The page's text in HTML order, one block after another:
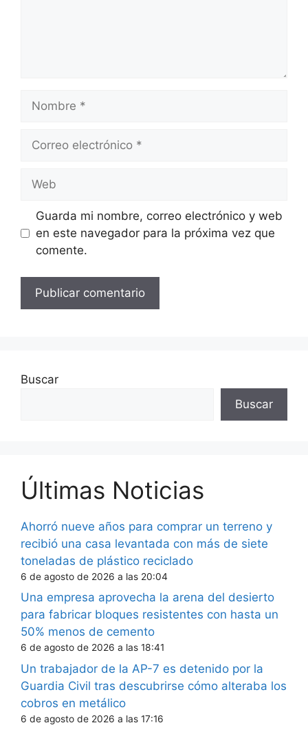
Nombre
Correo
Web
Guarda mi nombre, correo electrónico y web
en este navegador para la próxima vez que
comente.
Buscar
Buscar
Últimas Noticias
Ahorró nueve años para comprar un terreno y
recibió una casa levantada con más de siete
toneladas de plástico reciclado
6 de agosto de 2026 a las 20:04
Una empresa aprovecha la arena del desierto
para fabricar bloques resistentes con hasta un
50% menos de cemento
6 de agosto de 2026 a las 18:41
Un trabajador de la AP-7 es detenido por la
Guardia Civil tras descubrirse cómo alteraba los
cobros en metálico
6 de agosto de 2026 a las 17:16